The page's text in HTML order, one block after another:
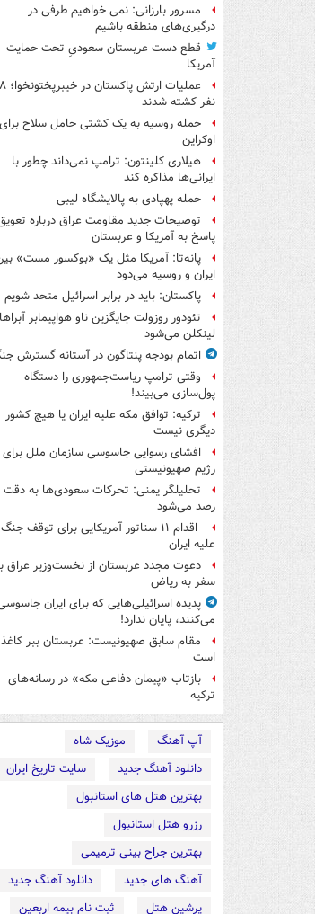
مسرور بارزانی: نمی خواهیم طرفی در
درگیری‌های منطقه باشیم
قطع دست عربستان سعودیِ تحت حمایت
آمریکا
عملیات ارتش پاکستان در خیبرپختونخوا؛ ۸
نفر کشته شدند
حمله روسیه به یک کشتی حامل سلاح برای
اوکراین
هیلاری کلینتون: ترامپ نمی‌داند چطور با
ایرانی‌ها مذاکره کند
حمله پهپادی به پالایشگاه لیبی
توضیحات جدید مقاومت عراق درباره
پاسخ به آمریکا و عربستان
پانه‌تا: آمریکا مثل یک «بوکسور مست»
ایران و روسیه می‌دود
پاکستان: باید در برابر اسرائیل متحد شویم
تئودور روزولت جایگزین ناو هواپیمابر
لینکلن می‌شود
اتمام بودجه پنتاگون در آستانه گسترش
وقتی ترامپ ریاست‌جمهوری را دستگاه
پول‌سازی می‌بیند!
ترکیه: توافق مکه علیه ایران یا هیچ کشور
دیگری نیست
افشای رسوایی جاسوسی سازمان ملل برای
رژیم صهیونیستی
تحلیلگر یمنی: تحرکات سعودی‌ها به دقت
رصد می‌شود
اقدام ۱۱ سناتور آمریکایی برای توقف جنگ
علیه ایران
دعوت مجدد عربستان از نخست‌وزیر عراق
سفر به ریاض
پدیده اسرائیلی‌هایی که برای ایران
می‌کنند، پایان ندارد!
مقام سابق صهیونیست: عربستان ببر
است
بازتاب «پیمان دفاعی مکه» در رسانه‌های
ترکیه
آپ آهنگ
موزیک شاه
دانلود آهنگ جدید
سایت تاریخ ایران
بهترین هتل های استانبول
رزرو هتل استانبول
بهترین جراح بینی ترمیمی
آهنگ های جدید
دانلود آهنگ جدید
پرشین هتل
ثبت نام بیمه اربعین